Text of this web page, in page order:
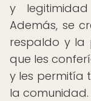
y
Además, se
respaldo y la
que les
y les permitía
la comunidad.